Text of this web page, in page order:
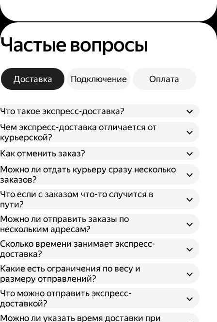
Частые вопросы
Доставка Подключение Оплата
Что такое экспресс-доставка?
Чем экспресс-доставка отличается от
курьерской?
Как отменить заказ?
Можно ли отдать курьеру сразу несколько
заказов?
Что если с заказом что-то случится в
пути?
Можно ли отправить заказы по
нескольким адресам?
Сколько времени занимает экспресс-
доставка?
Какие есть ограничения по весу и
размеру отправлений?
Что можно отправить экспресс-
доставкой?
Можно ли указать время доставки при